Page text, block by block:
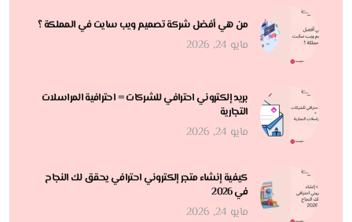
من هي أفضل شركة تصميم ويب سايت في المملكة ؟
مايو 24, 2026
بريد إلكتروني احترافي للشركات = احترافية المراسلات
التجارية
مايو 24, 2026
كيفية إنشاء متجر إلكتروني احترافي يحقق لك النجاح
في 2026
مايو 24, 2026